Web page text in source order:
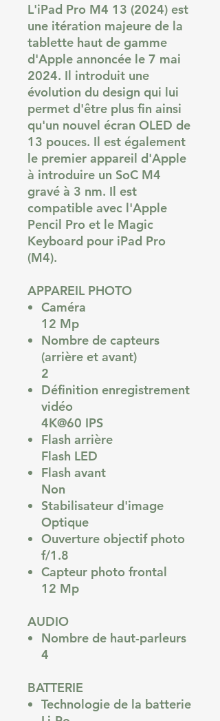
L'iPad Pro M4 13 (2024) est
une itération majeure de la
tablette haut de gamme
d'Apple annoncée le 7 mai
2024. Il introduit une
évolution du design qui lui
permet d'être plus fin ainsi
qu'un nouvel écran OLED de
13 pouces. Il est également
le premier appareil d'Apple
à introduire un SoC M4
gravé à 3 nm. Il est
compatible avec l'Apple
Pencil Pro et le Magic
Keyboard pour iPad Pro
(M4).
APPAREIL PHOTO
Caméra
12 Mp
Nombre de capteurs
(arrière et avant)
2
Définition enregistrement
vidéo
4K@60 IPS
Flash arrière
Flash LED
Flash avant
Non
Stabilisateur d'image
Optique
Ouverture objectif photo
f/1.8
Capteur photo frontal
12 Mp
AUDIO
Nombre de haut-parleurs
4
BATTERIE
Technologie de la batterie